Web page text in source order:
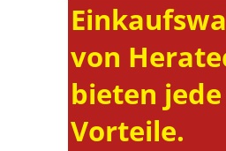
von
bieten
Vorteile.